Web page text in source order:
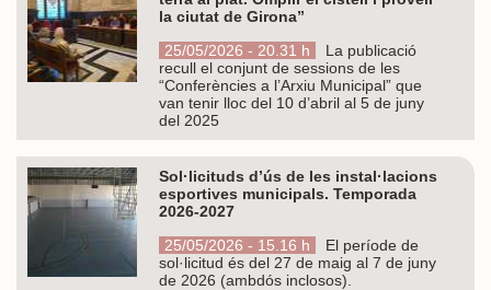
la ciutat de Girona”
25/05/2026 - 20.31 h
La publicació
recull el conjunt de sessions de les
“Conferències a l’Arxiu Municipal” que
van tenir lloc del 10 d’abril al 5 de juny
del 2025
Sol·licituds d’ús de les instal·lacions
esportives municipals. Temporada
2026-2027
25/05/2026 - 15.16 h
El període de
sol·licitud és del 27 de maig al 7 de juny
de 2026 (ambdós inclosos).